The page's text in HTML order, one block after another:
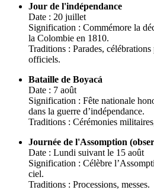
Jour de l'indépendance
Date : 20 juillet
Signification : Commémore la
la Colombie en 1810.
Traditions : Parades,
officiels.
Bataille de Boyacá
Date : 7 août
Signification : Fête nationale
dans la guerre d’indépendance.
Traditions : Cérémonies
Journée de l'Assomption
Date : Lundi suivant le 15 août
Signification : Célèbre
ciel.
Traditions : Processions, messes.